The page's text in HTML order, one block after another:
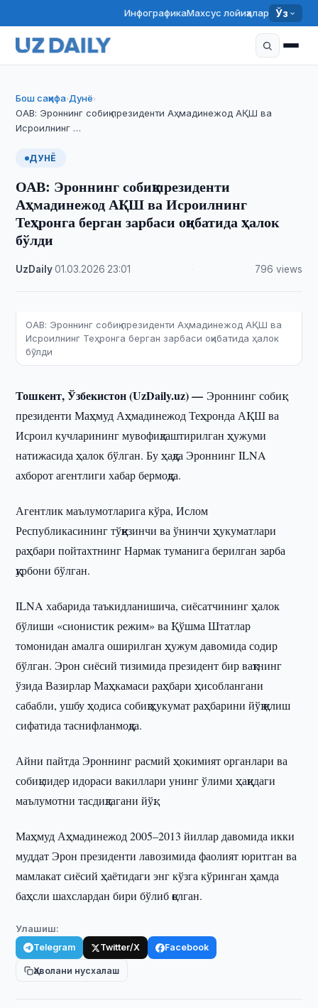
ИнфографикаМахсус лойиҳалар Ўз
Бош саҳифа›Дунё›
ОАВ: Эроннинг собиқ президенти Аҳмадинежод АҚШ ва
Исроилнинг …
ДУНЁ
ОАВ: Эроннинг собиқ президенти
Аҳмадинежод АҚШ ва Исроилнинг
Теҳронга берган зарбаси оқибатида ҳалок
бўлди
UzDaily·01.03.2026 23:01 796 views
ОАВ: Эроннинг собиқ президенти Аҳмадинежод АҚШ ва
Исроилнинг Теҳронга берган зарбаси оқибатида ҳалок
бўлди
Тошкент, Ўзбекистон (UzDaily.uz) — Эроннинг собиқ
президенти Маҳмуд Аҳмадинежод Теҳронда АҚШ ва
Исроил кучларининг мувофиқлаштирилган ҳужуми
натижасида ҳалок бўлган. Бу ҳақда Эроннинг ILNA
ахборот агентлиги хабар бермоқда.
Агентлик маълумотларига кўра, Ислом
Республикасининг тўққизинчи ва ўнинчи ҳукуматлари
раҳбари пойтахтнинг Нармак туманига берилган зарба
қурбони бўлган.
ILNA хабарида таъкидланишича, сиёсатчининг ҳалок
бўлиши «сионистик режим» ва Қўшма Штатлар
томонидан амалга оширилган ҳужум давомида содир
бўлган. Эрон сиёсий тизимида президент бир вақтнинг
ўзида Вазирлар Маҳкамаси раҳбари ҳисоблангани
сабабли, ушбу ҳодиса собиқ ҳукумат раҳбарини йўқ қилиш
сифатида таснифланмоқда.
Айни пайтда Эроннинг расмий ҳокимият органлари ва
собиқ лидер идораси вакиллари унинг ўлими ҳақидаги
маълумотни тасдиқлагани йўқ.
Маҳмуд Аҳмадинежод 2005–2013 йиллар давомида икки
муддат Эрон президенти лавозимида фаолият юритган ва
мамлакат сиёсий ҳаётидаги энг кўзга кўринган ҳамда
баҳсли шахслардан бири бўлиб қолган.
Улашиш:
Telegram Twitter/X Facebook
Ҳаволани нусхалаш